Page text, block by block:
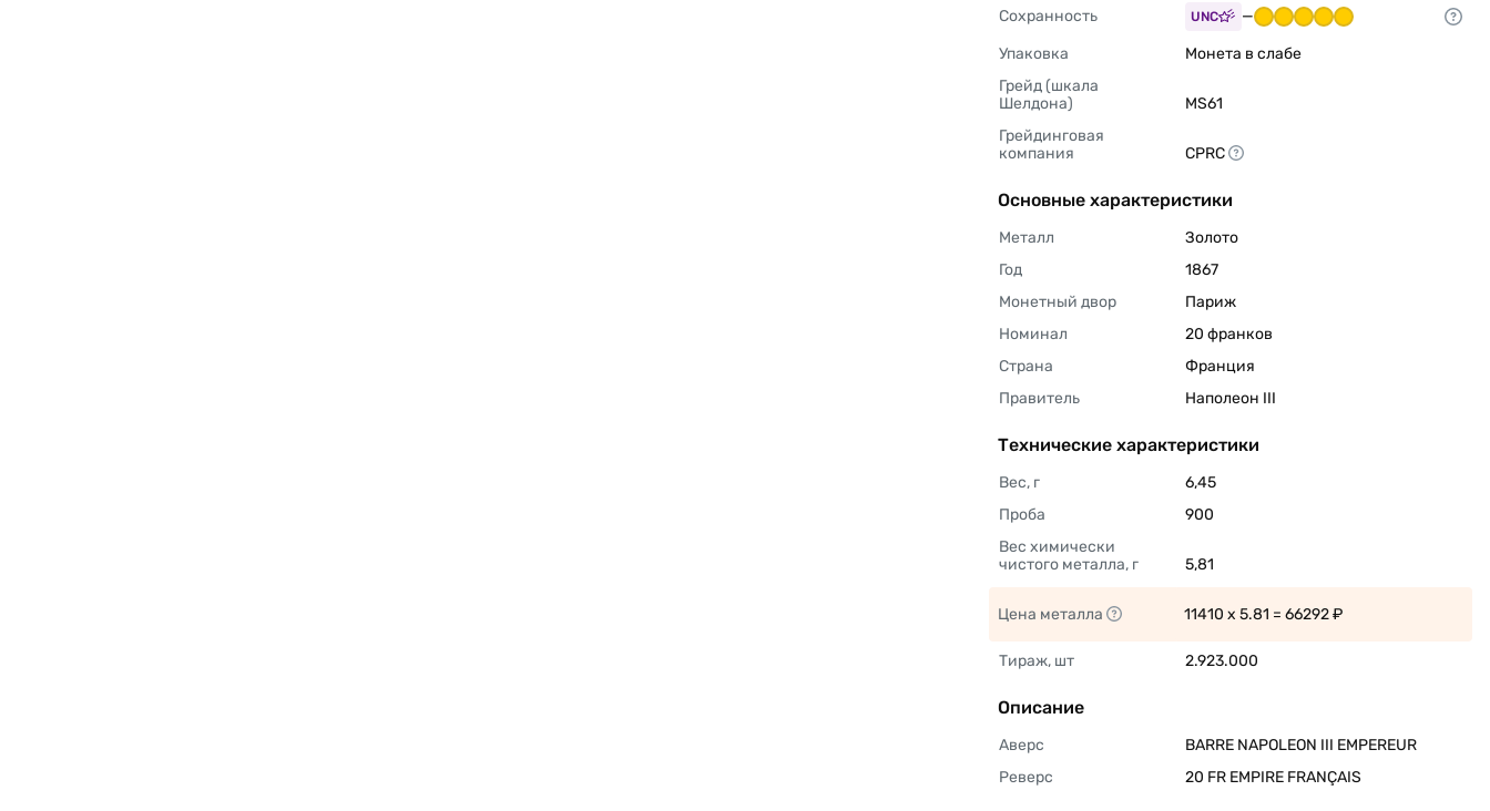
Сохранность UNC
—
Упаковка
Монета в слабе
Грейд (шкала
Шелдона)
MS61
Грейдинговая
компания
CPRC
Основные характеристики
Металл
Золото
Год
1867
Монетный двор
Париж
Номинал
20 франков
Страна
Франция
Правитель
Наполеон III
Технические характеристики
Вес, г
6,45
Проба
900
Вес химически
чистого металла, г
5,81
Цена металла 11410 x 5.81 = 66292 ₽
Тираж, шт 2.923.000
Описание
Аверс
BARRE NAPOLEON III EMPEREUR
Реверс
20 FR EMPIRE FRANÇAIS